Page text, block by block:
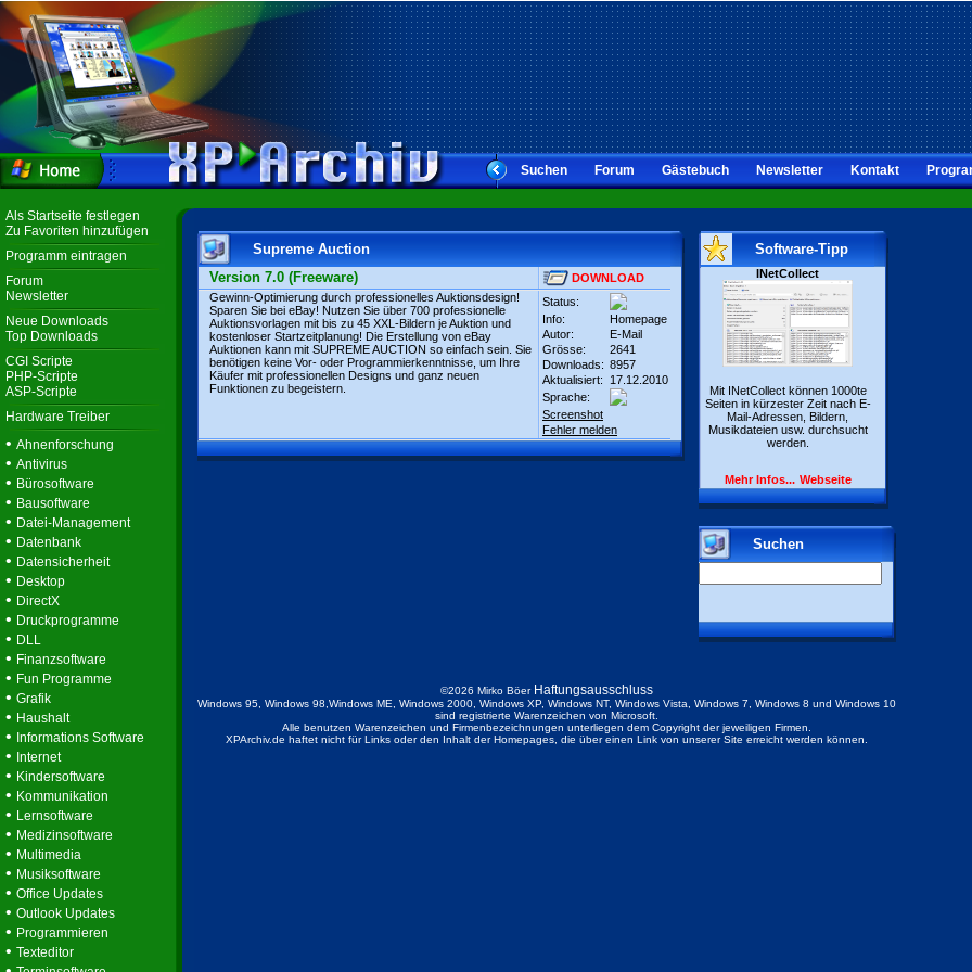
Suchen Forum Gästebuch Newsletter Kontakt
Als Startseite festlegen
Zu Favoriten hinzufügen
Programm eintragen
Forum
Newsletter
Neue Downloads
Top Downloads
CGI Scripte
PHP-Scripte
ASP-Scripte
Hardware Treiber
• Ahnenforschung
• Antivirus
• Bürosoftware
• Bausoftware
• Datei-Management
• Datenbank
• Datensicherheit
• Desktop
• DirectX
• Druckprogramme
• DLL
• Finanzsoftware
• Fun Programme
• Grafik
• Haushalt
• Informations Software
• Internet
• Kindersoftware
• Kommunikation
• Lernsoftware
• Medizinsoftware
• Multimedia
• Musiksoftware
• Office Updates
• Outlook Updates
• Programmieren
• Texteditor
Supreme Auction
Version 7.0 (Freeware)
DOWNLOAD
Gewinn-Optimierung durch professionelles Auktionsdesign!
Sparen Sie bei eBay! Nutzen Sie über 700 professionelle
Auktionsvorlagen mit bis zu 45 XXL-Bildern je Auktion und
kostenloser Startzeitplanung! Die Erstellung von eBay
Auktionen kann mit SUPREME AUCTION so einfach sein. Sie
benötigen keine Vor- oder Programmierkenntnisse, um Ihre
Käufer mit professionellen Designs und ganz neuen
Funktionen zu begeistern.
Status:
Info:
Homepage
Autor:
E-Mail
Grösse:
2641
Downloads: 8957
Aktualisiert:
17.12.2010
Sprache:
Screenshot
Fehler melden
Software-Tipp
INetCollect
Mit INetCollect können 1000te
Seiten in kürzester Zeit nach E-
Mail-Adressen, Bildern,
Musikdateien usw. durchsucht
werden.
Mehr Infos... Webseite
Suchen
©2026 Mirko Böer Haftungsausschluss
Windows 95, Windows 98,Windows ME, Windows 2000, Windows XP, Windows NT, Windows Vista, Windows 7, Windows 8 und Windows 10
sind registrierte Warenzeichen von Microsoft.
Alle benutzen Warenzeichen und Firmenbezeichnungen unterliegen dem Copyright der jeweiligen Firmen.
XPArchiv.de haftet nicht für Links oder den Inhalt der Homepages, die über einen Link von unserer Site erreicht werden können.